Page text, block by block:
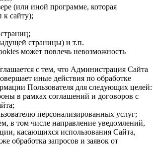
(или иной программе, которая
к сайту);
страницы) и т.п.
может повлечь невозможность
с тем, что Администрация Сайта
иные действия по обработке
Пользователя для следующих целей:
в рамках соглашений и договоров с
персонализированных услуг;
в том числе направление уведомлений,
касающихся использования Сайта,
обработка запросов и заявок от